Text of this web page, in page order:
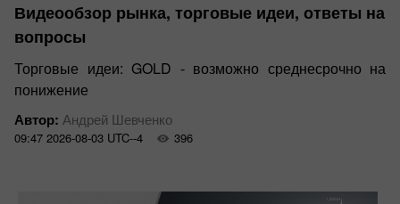
Видеообзор рынка, торговые идеи, ответы на
вопросы
Торговые идеи: GOLD - возможно среднесрочно на
понижение
Автор: Андрей Шевченко
09:47 2026-08-03 UTC--4 396